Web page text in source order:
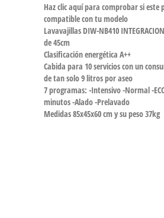
Haz clic aquí para comprobar si este
compatible con tu modelo
Lavavajillas DIW-NB410
de 45cm
Clasificación energética A++
Cabida para 10 servicios con un
de tan solo 9 litros por aseo
7 programas: -Intensivo -Normal -
minutos -Alado -Prelavado
Medidas 85x45x60 cm y su peso 37kg